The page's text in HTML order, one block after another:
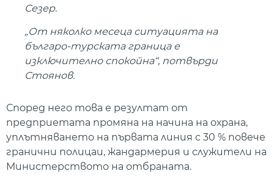
Сезер.
„От няколко месеца ситуацията на
българо-турската граница е
изключително спокойна“, потвърди
Стоянов.
Според него това е резултат от
предприетата промяна на начина на охрана,
уплътняването на първата линия с 30 % повече
гранични полицаи, жандармерия и служители на
Министерството на отбраната.